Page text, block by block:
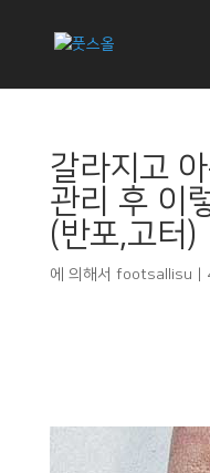
갈라지고
관리 후 이
(반포,고터)
에 의해서 footsallisu